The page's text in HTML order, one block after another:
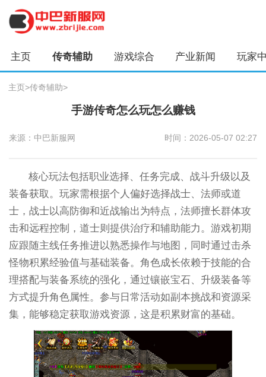
主页 传奇辅助 游戏综合 产业新闻 玩家
主页>传奇辅助>
手游传奇怎么玩怎么赚钱
来源：中巴新服网 时间：2026-05-07 02:27
核心玩法包括职业选择、任务完成、战斗升级以及
装备获取。玩家需根据个人偏好选择战士、法师或道
士，战士以高防御和近战输出为特点，法师擅长群体攻
击和远程控制，道士则提供治疗和辅助能力。游戏初期
应跟随主线任务推进以熟悉操作与地图，同时通过击杀
怪物积累经验值与基础装备。角色成长依赖于技能的合
理搭配与装备系统的强化，通过镶嵌宝石、升级装备等
方式提升角色属性。参与日常活动如副本挑战和资源采
集，能够稳定获取游戏资源，这是积累财富的基础。